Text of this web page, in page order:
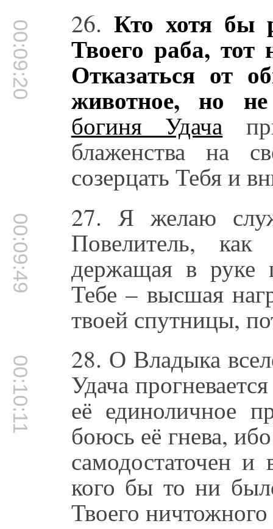
00:09:20 26. Кто хотя бы
Твоего раба, тот
Отказаться от
животное, но
богиня Удача
блаженства на
созерцать Тебя и
00:09:49 27. Я желаю
Повелитель,
держащая в руке
Тебе – высшая
твоей спутницы,
00:10:11 28. О Владыка
Удача
её единоличное
боюсь её гнева,
самодостаточен
кого бы то ни
Твоего ничтожного